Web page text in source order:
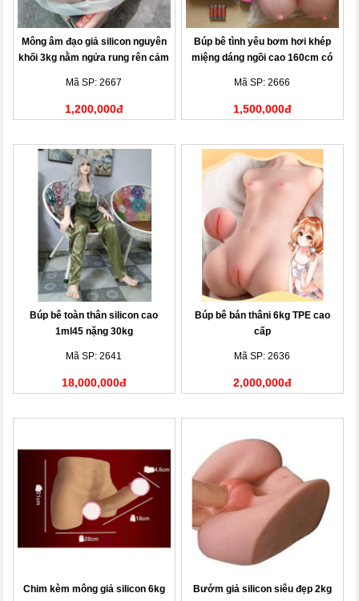
Mông âm đạo giả silicon nguyên
khối 3kg nằm ngửa rung rên cảm
Mã SP: 2667
1,200,000đ
Búp bê tình yêu bơm hơi khép
miệng dáng ngồi cao 160cm có
Mã SP: 2666
1,500,000đ
Búp bê toàn thân silicon cao
1ml45 nặng 30kg
Mã SP: 2641
18,000,000đ
Búp bê bán thâni 6kg TPE cao
cấp
Mã SP: 2636
2,000,000đ
Chim kèm mông giả silicon 6kg Bướm giả silicon siêu đẹp 2kg